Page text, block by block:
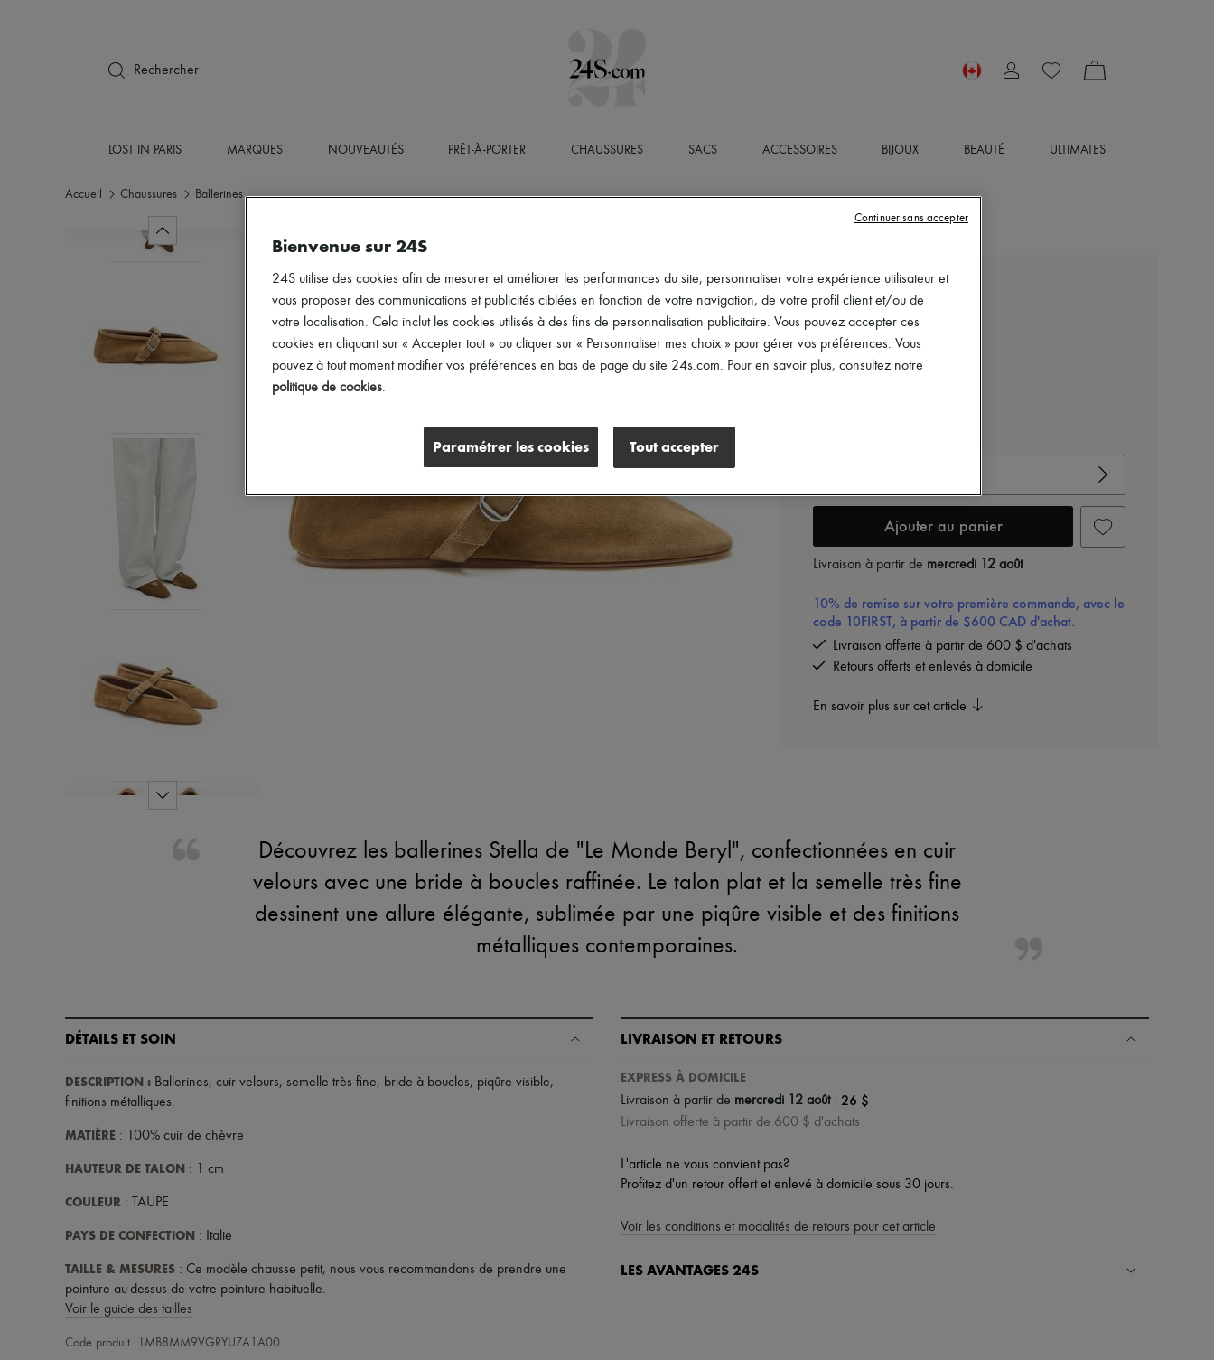
Rechercher
LOST IN PARIS MARQUES NOUVEAUTÉS PRÊT-À-PORTER CHAUSSURES SACS ACCESSOIRES BIJOUX BEAUTÉ ULTIMATES
Accueil Chaussures Ballerines
LE MONDE BERYL
Ballerines Stella
865 $
Couleur:TAUPE
Ajouter au panier
Livraison à partir de mercredi 12 août
10% de remise sur votre première commande, avec le
code 10FIRST, à partir de $600 CAD d'achat.
Livraison offerte à partir de 600 $ d'achats
Retours offerts et enlevés à domicile
En savoir plus sur cet article
Découvrez les ballerines Stella de "Le Monde Beryl", confectionnées en cuir
velours avec une bride à boucles raffinée. Le talon plat et la semelle très fine
dessinent une allure élégante, sublimée par une piqûre visible et des finitions
métalliques contemporaines.
DÉTAILS ET SOIN
DESCRIPTION : Ballerines, cuir velours, semelle très fine, bride à boucles, piqûre visible,
finitions métalliques.
MATIÈRE : 100% cuir de chèvre
HAUTEUR DE TALON : 1 cm
COULEUR : TAUPE
PAYS DE CONFECTION : Italie
TAILLE & MESURES : Ce modèle chausse petit, nous vous recommandons de prendre une
pointure au-dessus de votre pointure habituelle.
Voir le guide des tailles
Code produit : LMB8MM9VGRYUZA1A00
LIVRAISON ET RETOURS
EXPRESS À DOMICILE
Livraison à partir de mercredi 12 août 26 $
Livraison offerte à partir de 600 $ d'achats
L'article ne vous convient pas?
Profitez d'un retour offert et enlevé à domicile sous 30 jours.
Voir les conditions et modalités de retours pour cet article
LES AVANTAGES 24S
Bienvenue sur 24S
24S utilise des cookies afin de mesurer et améliorer les performances du site, personnaliser votre expérience utilisateur et
vous proposer des communications et publicités ciblées en fonction de votre navigation, de votre profil client et/ou de
votre localisation. Cela inclut les cookies utilisés à des fins de personnalisation publicitaire. Vous pouvez accepter ces
cookies en cliquant sur « Accepter tout » ou cliquer sur « Personnaliser mes choix » pour gérer vos préférences. Vous
pouvez à tout moment modifier vos préférences en bas de page du site 24s.com. Pour en savoir plus, consultez notre
politique de cookies.
Paramétrer les cookies Tout accepter
Continuer sans accepter